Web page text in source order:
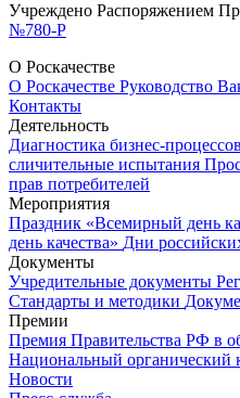
Учреждено Распоряжением
№780-Р
О Роскачестве
О Роскачестве Руководство
Контакты
Деятельность
Диагностика бизнес-процессов
сличительные испытания
прав потребителей
Мероприятия
Праздник «Всемирный день
день качества» Дни
Документы
Учредительные документы
Стандарты и методики
Премии
Премия Правительства РФ в
Национальный органический
Новости